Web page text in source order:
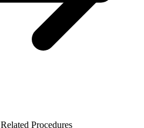
Related Procedures